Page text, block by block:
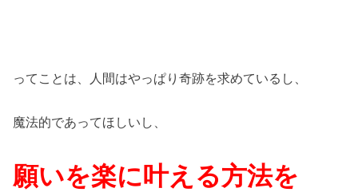
ってことは、人間はやっぱり奇跡を求めているし、
魔法的であってほしいし、
願いを楽に叶える方法を